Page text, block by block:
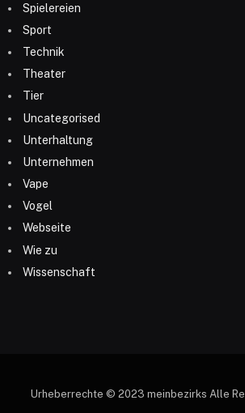
Spielereien
Sport
Technik
Theater
Tier
Uncategorised
Unterhaltung
Unternehmen
Vape
Vogel
Webseite
Wie zu
Wissenschaft
Urheberrechte © 2023 meinbezirks Alle